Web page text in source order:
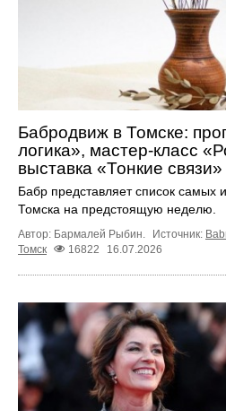
Бабродвиж в Томске:
логика», мастер-класс
выставка «Тонкие связи»
Бабр представляет список самых
Томска на предстоящую неделю.
Автор: Бармалей Рыбин. Источник:
Томск
16822 16.07.2026